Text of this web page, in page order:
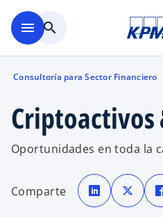
menu search
Consultoría para Sector Financiero
Criptoactivos
Oportunidades en toda la
Comparte e
a
b
e
a
b